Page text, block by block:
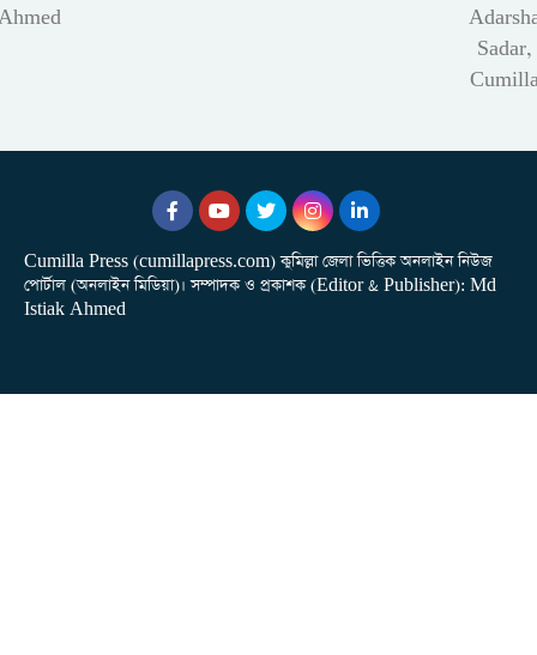
Sadar,
Cumilla Press (cumillapress.com) কুমিল্লা জেলা ভিত্তিক অনলাইন নিউজ
পোর্টাল (অনলাইন মিডিয়া)। সম্পাদক ও প্রকাশক (Editor & Publisher): Md
Istiak Ahmed